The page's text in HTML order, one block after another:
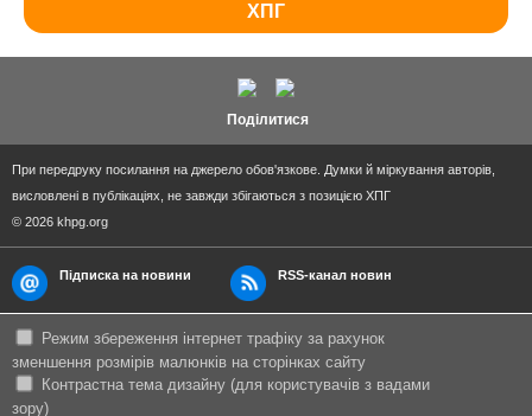
ХПГ
Поділитися
При передруку посилання на джерело обов'язкове. Думки й міркування авторів,
висловлені в публікаціях, не завжди збігаються з позицією ХПГ
© 2026 khpg.org
Підписка на новини RSS-канал новин
Режим збереження інтернет трафіку за рахунок
зменшення розмірів малюнків на сторінках сайту
Контрастна тема дизайну (для користувачів з вадами
зору)